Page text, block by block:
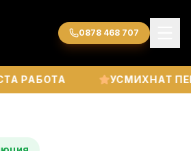
0878 468 707
РАБОТА УСМИХНАТ